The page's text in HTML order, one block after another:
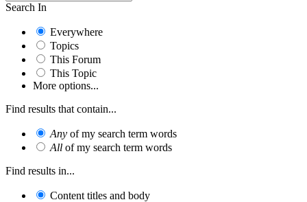
Search In
Everywhere
Topics
This Forum
This Topic
More options...
Find results that contain...
Any of my search term words
All of my search term words
Find results in...
Content titles and body